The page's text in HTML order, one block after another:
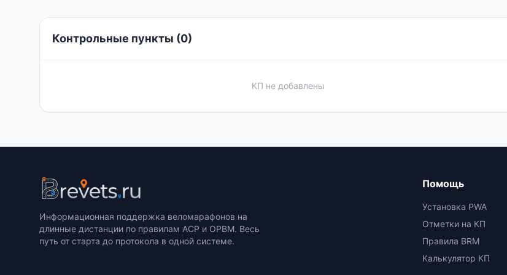
Контрольные пункты (0)
КП не добавлены
Информационная поддержка веломарафонов на
длинные дистанции по правилам ACP и ОРВМ. Весь
путь от старта до протокола в одной системе.
Помощь
Установка PWA
Отметки на КП
Правила BRM
Калькулятор КП